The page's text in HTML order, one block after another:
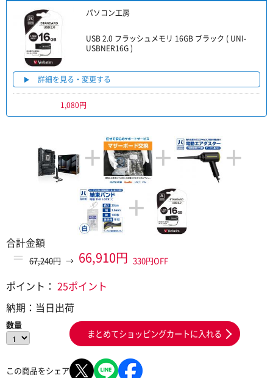
パソコン工房
USB 2.0 フラッシュメモリ 16GB ブラック ( UNI-
USBNER16G )
詳細を見る・変更する
1,080円
+ +
+
+
合計金額
＝ 67,240円 → 66,910円 330円OFF
ポイント： 25ポイント
納期： 当日出荷
数量
まとめてショッピングカートに入れる
この商品をシェア